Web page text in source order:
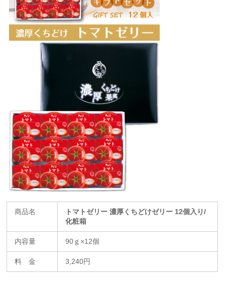
商品名
トマトゼリー 濃厚くちどけゼリー 12個入り/
化粧箱
内容量 90ｇ×12個
料 金 3,240円